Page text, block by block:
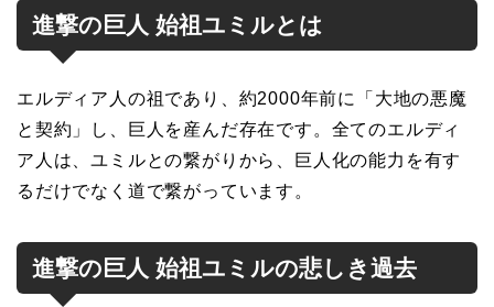
進撃の巨人 始祖ユミルとは
エルディア人の祖であり、約2000年前に「大地の悪魔
と契約」し、巨人を産んだ存在です。全てのエルディ
ア人は、ユミルとの繋がりから、巨人化の能力を有す
るだけでなく道で繋がっています。
進撃の巨人 始祖ユミルの悲しき過去